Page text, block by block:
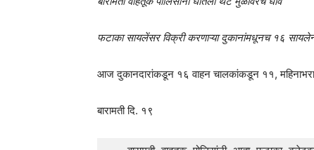
फटाका सायलेंसर विक्री करणाऱ्या दुकानांमधूनच १६
आज दुकानदारांकडून १६ वाहन चालकांकडून ११,
बारामती दि. १९